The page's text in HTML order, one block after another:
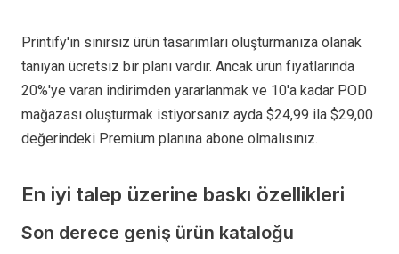
Printify'ın sınırsız ürün tasarımları oluşturmanıza olanak
tanıyan ücretsiz bir planı vardır. Ancak ürün fiyatlarında
20%'ye varan indirimden yararlanmak ve 10'a kadar POD
mağazası oluşturmak istiyorsanız ayda $24,99 ila $29,00
değerindeki Premium planına abone olmalısınız.
En iyi talep üzerine baskı özellikleri
Son derece geniş ürün kataloğu